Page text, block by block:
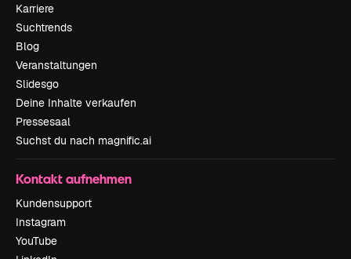
Karriere
Suchtrends
Blog
Veranstaltungen
Slidesgo
Deine Inhalte verkaufen
Pressesaal
Suchst du nach magnific.ai
Kontakt aufnehmen
Kundensupport
Instagram
YouTube